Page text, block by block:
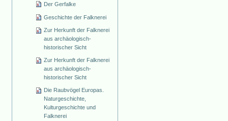
Der Gerfalke
Geschichte der Falknerei
Zur Herkunft der Falknerei
aus archäologisch-
historischer Sicht
Zur Herkunft der Falknerei
aus archäologisch-
historischer Sicht
Die Raubvögel Europas.
Naturgeschichte,
Kulturgeschichte und
Falknerei